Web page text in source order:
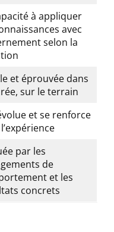
à appliquer
avec
selon la
et éprouvée dans
sur le terrain
et se renforce
par les
de
et les
concrets